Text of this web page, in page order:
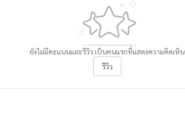
ยังไม่มีคะแนนและรีวิว เป็นคนแรกที่แสดงความคิดเห็น
รีวิว